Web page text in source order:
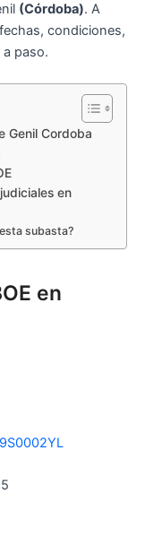
(Córdoba). A
condiciones,
paso.
Genil Cordoba
en
subasta?
en